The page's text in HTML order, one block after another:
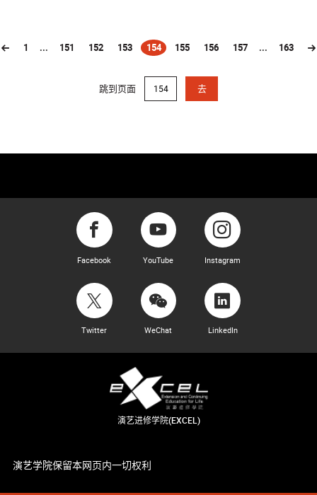
1 ... 151 152 153 154
(current)155 156 157 ... 163
跳到页面 去
Facebook YouTube Instagram
Twitter WeChat LinkedIn
演艺进修学院(EXCEL)
演艺学院保留本网页内一切权利